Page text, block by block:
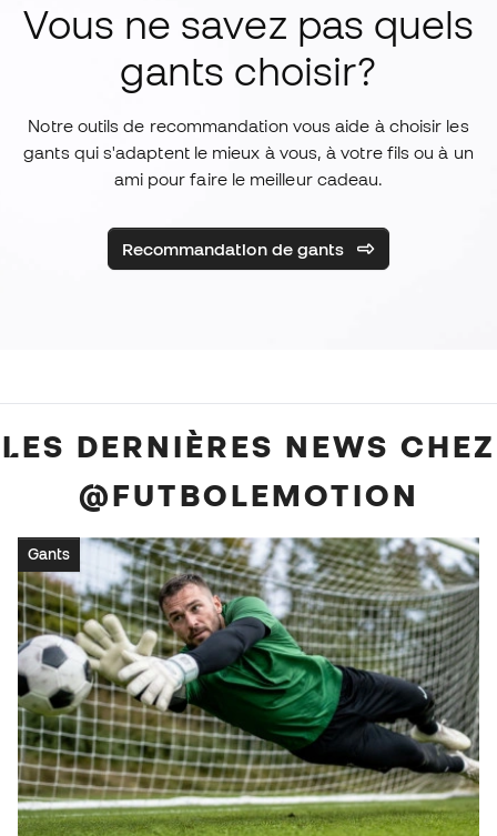
Vous ne savez pas quels
gants choisir?
Notre outils de recommandation vous aide à choisir les
gants qui s'adaptent le mieux à vous, à votre fils ou à un
ami pour faire le meilleur cadeau.
Recommandation de gants
LES DERNIÈRES NEWS CHEZ
@FUTBOLEMOTION
Gants